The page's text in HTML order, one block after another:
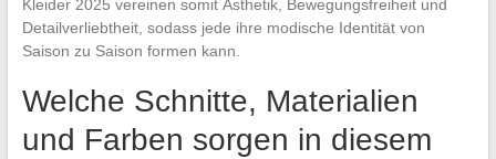
Kleider 2025 vereinen somit Ästhetik, Bewegungsfreiheit und
Detailverliebtheit, sodass jede ihre modische Identität von
Saison zu Saison formen kann.
Welche Schnitte, Materialien
und Farben sorgen in diesem